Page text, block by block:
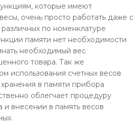
которые имеют
очень просто работать даже с
по номенклатуре
памяти нет необходимости
необходимый вес
товара. Так же
использования счетных весов
в памяти прибора
облегчает процедуру
внесении в память весов